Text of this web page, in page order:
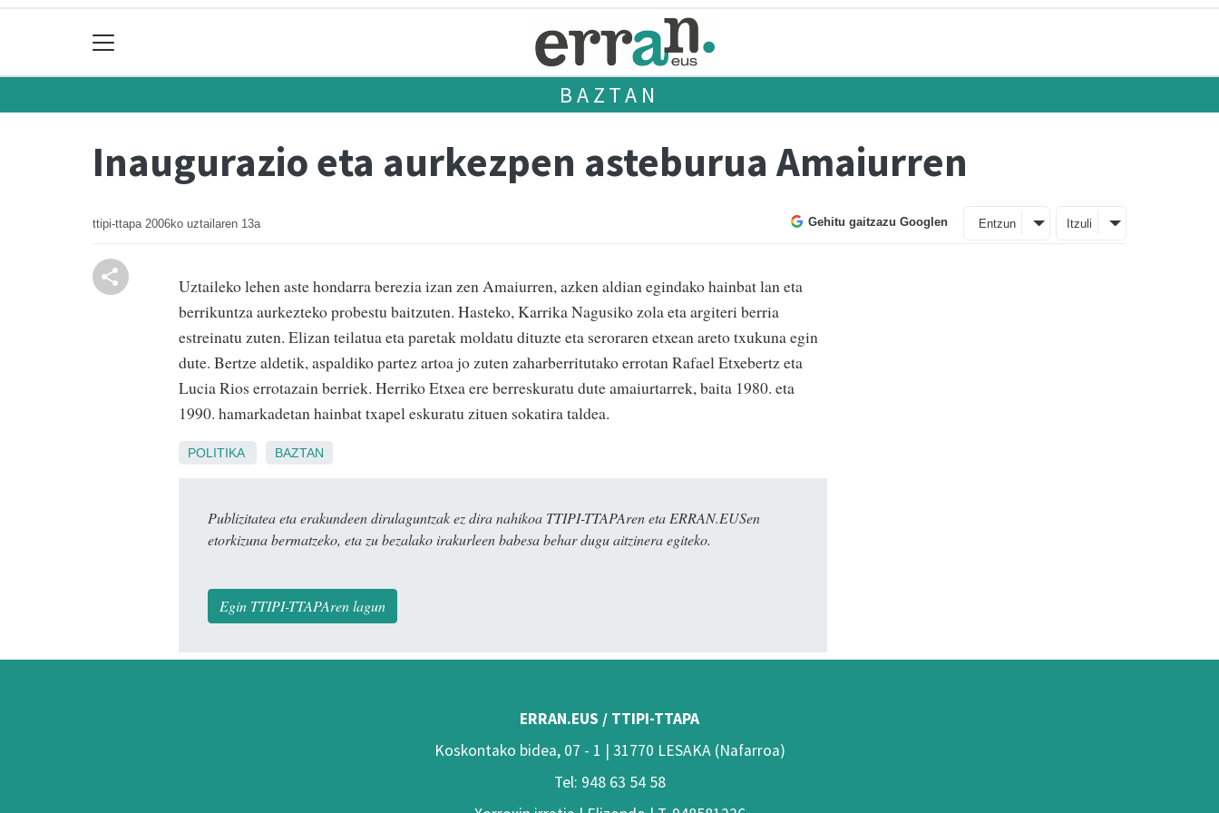
BAZTAN
Inaugurazio eta aurkezpen asteburua Amaiurren
ttipi-ttapa 2006ko uztailaren 13a Gehitu gaitzazu Googlen Entzun Itzuli
Uztaileko lehen aste hondarra berezia izan zen Amaiurren, azken aldian egindako hainbat lan eta
berrikuntza aurkezteko probestu baitzuten. Hasteko, Karrika Nagusiko zola eta argiteri berria
estreinatu zuten. Elizan teilatua eta paretak moldatu dituzte eta seroraren etxean areto txukuna egin
dute. Bertze aldetik, aspaldiko partez artoa jo zuten zaharberritutako errotan Rafael Etxebertz eta
Lucia Rios errotazain berriek. Herriko Etxea ere berreskuratu dute amaiurtarrek, baita 1980. eta
1990. hamarkadetan hainbat txapel eskuratu zituen sokatira taldea.
POLITIKA BAZTAN
Publizitatea eta erakundeen dirulaguntzak ez dira nahikoa TTIPI-TTAPAren eta ERRAN.EUSen
etorkizuna bermatzeko, eta zu bezalako irakurleen babesa behar dugu aitzinera egiteko.
Egin TTIPI-TTAPAren lagun
ERRAN.EUS / TTIPI-TTAPA
Koskontako bidea, 07 - 1 | 31770 LESAKA (Nafarroa)
Tel: 948 63 54 58